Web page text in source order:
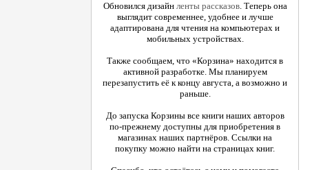
Обновился дизайн ленты рассказов. Теперь она
выглядит современнее, удобнее и лучше
адаптирована для чтения на компьютерах и
мобильных устройствах.
Также сообщаем, что «Корзина» находится в
активной разработке. Мы планируем
перезапустить её к концу августа, а возможно и
раньше.
До запуска Корзины все книги наших авторов
по-прежнему доступны для приобретения в
магазинах наших партнёров. Ссылки на
покупку можно найти на страницах книг.